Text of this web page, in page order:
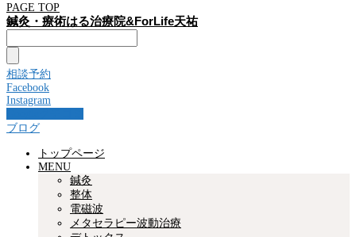
PAGE TOP
鍼灸・療術はる治療院&ForLife天祐
相談予約
Facebook
Instagram
ブログ
トップページ
MENU
鍼灸
整体
電磁波
メタセラピー波動治療